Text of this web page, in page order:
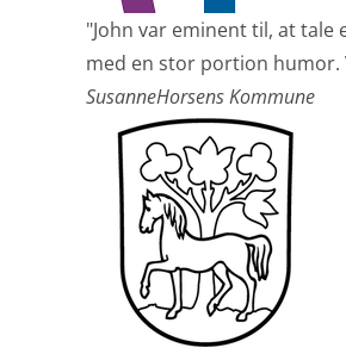
"John var eminent til, at
med en stor portion humor.
SusanneHorsens Kommune